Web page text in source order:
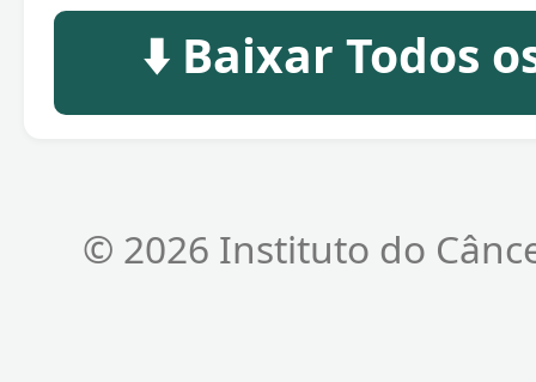
⬇️ Baixar Todos
© 2026 Instituto do